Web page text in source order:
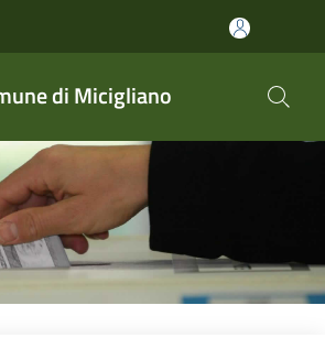
di Micigliano